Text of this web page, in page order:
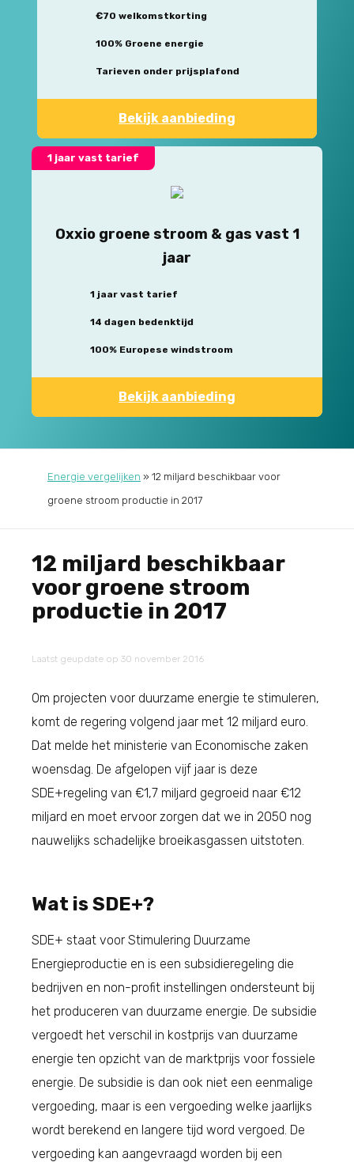
€70 welkomstkorting
100% Groene energie
Tarieven onder prijsplafond
Bekijk aanbieding
1 jaar vast tarief
Oxxio groene stroom & gas vast 1
jaar
1 jaar vast tarief
14 dagen bedenktijd
100% Europese windstroom
Bekijk aanbieding
Energie vergelijken » 12 miljard beschikbaar voor
groene stroom productie in 2017
12 miljard beschikbaar
voor groene stroom
productie in 2017
Laatst geupdate op 30 november 2016
Om projecten voor duurzame energie te stimuleren,
komt de regering volgend jaar met 12 miljard euro.
Dat melde het ministerie van Economische zaken
woensdag. De afgelopen vijf jaar is deze
SDE+regeling van €1,7 miljard gegroeid naar €12
miljard en moet ervoor zorgen dat we in 2050 nog
nauwelijks schadelijke broeikasgassen uitstoten.
Wat is SDE+?
SDE+ staat voor Stimulering Duurzame
Energieproductie en is een subsidieregeling die
bedrijven en non-profit instellingen ondersteunt bij
het produceren van duurzame energie. De subsidie
vergoedt het verschil in kostprijs van duurzame
energie ten opzicht van de marktprijs voor fossiele
energie. De subsidie is dan ook niet een eenmalige
vergoeding, maar is een vergoeding welke jaarlijks
wordt berekend en langere tijd word vergoed. De
vergoeding kan aangevraagd worden bij een